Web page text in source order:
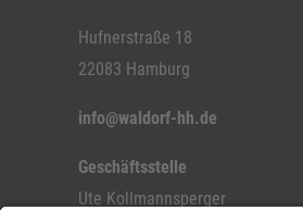
Hufnerstraße 18
22083 Hamburg
info@waldorf-hh.de
Geschäftsstelle
Ute Kollmannsperger